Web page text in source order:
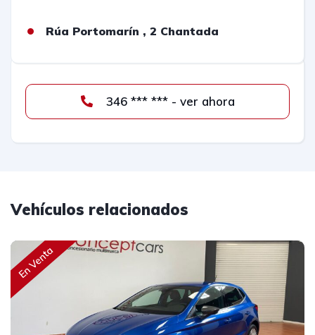
Rúa Portomarín , 2 Chantada
346 *** *** - ver ahora
Vehículos relacionados
En Venta